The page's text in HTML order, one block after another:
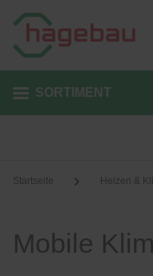
SORTIMENT
Startseite Heizen &
Mobile